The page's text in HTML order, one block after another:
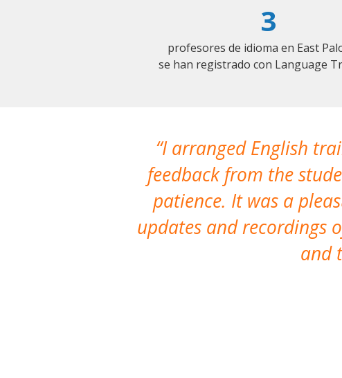
3
profesores de idioma en East
se han registrado con Language
I arranged English
feedback from the
patience. It was a
updates and recordings
and